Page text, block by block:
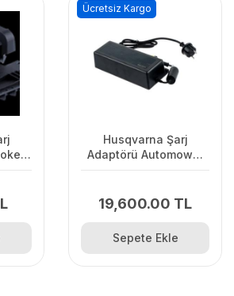
Husqvarna Şarj
Adaptörü Automower
19,600.00 TL
Ücretsiz Kargo
Sepete Ekle